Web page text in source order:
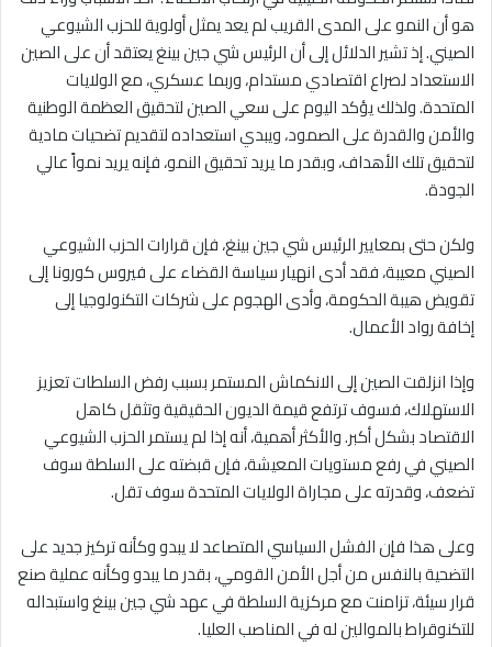
هو أن النمو على المدى القريب لم يعد يمثل أولوية للحزب الشيوعي
الصيني. إذ تشير الدلائل إلى أن الرئيس شي جين بينغ يعتقد أن على الصين
الاستعداد لصراع اقتصادي مستدام، وربما عسكري، مع الولايات
المتحدة. ولذلك يؤكد اليوم على سعي الصين لتحقيق العظمة الوطنية
والأمن والقدرة على الصمود، ويبدي استعداده لتقديم تضحيات مادية
لتحقيق تلك الأهداف، وبقدر ما يريد تحقيق النمو، فإنه يريد نمواً عالي
الجودة.
ولكن حتى بمعايير الرئيس شي جين بينغ، فإن قرارات الحزب الشيوعي
الصيني معيبة، فقد أدى انهيار سياسة القضاء على فيروس كورونا إلى
تقويض هيبة الحكومة، وأدى الهجوم على شركات التكنولوجيا إلى
إخافة رواد الأعمال.
وإذا انزلقت الصين إلى الانكماش المستمر بسبب رفض السلطات تعزيز
الاستهلاك، فسوف ترتفع قيمة الديون الحقيقية وتثقل كاهل
الاقتصاد بشكل أكبر. والأكثر أهمية، أنه إذا لم يستمر الحزب الشيوعي
الصيني في رفع مستويات المعيشة، فإن قبضته على السلطة سوف
تضعف، وقدرته على مجاراة الولايات المتحدة سوف تقل.
وعلى هذا فإن الفشل السياسي المتصاعد لا يبدو وكأنه تركيز جديد على
التضحية بالنفس من أجل الأمن القومي، بقدر ما يبدو وكأنه عملية صنع
قرار سيئة، تزامنت مع مركزية السلطة في عهد شي جين بينغ واستبداله
للتكنوقراط بالموالين له في المناصب العليا.